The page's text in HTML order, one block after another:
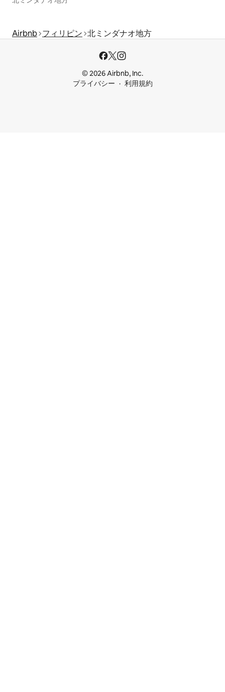
Airbnb フィリピン 北ミンダナオ地方
© 2026 Airbnb, Inc.
プライバシー
利用規約